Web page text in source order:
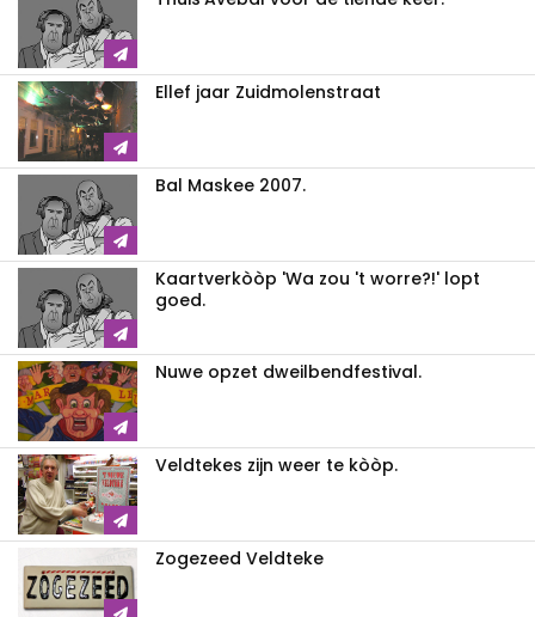
Ellef jaar Zuidmolenstraat
Bal Maskee 2007.
Kaartverkòòp 'Wa zou 't worre?!' lopt
goed.
Nuwe opzet dweilbendfestival.
Veldtekes zijn weer te kòòp.
Zogezeed Veldteke